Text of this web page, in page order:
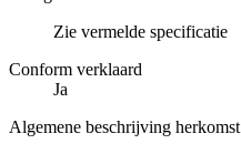
Zie vermelde specificatie
Conform verklaard
Ja
Algemene beschrijving herkomst